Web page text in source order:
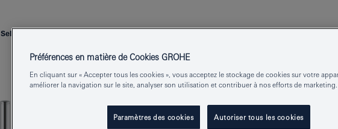
Selection Cube Porte-balai de WC
SELECTION
Préférences en matière de Cookies GROHE
En cliquant sur « Accepter tous les cookies », vous acceptez le stockage de cookies sur votre
améliorer la navigation sur le site, analyser son utilisation et contribuer à nos efforts de marketing.
Paramètres des cookies Autoriser tous les cookies